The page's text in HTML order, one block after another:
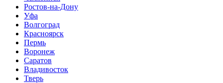
Ростов-на-Дону
Уфа
Волгоград
Красноярск
Пермь
Воронеж
Саратов
Владивосток
Тверь